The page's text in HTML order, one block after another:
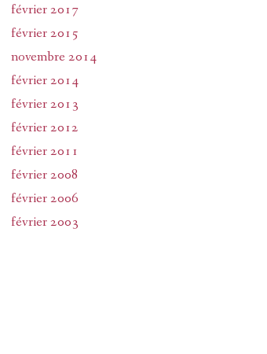
février 2017
février 2015
novembre 2014
février 2014
février 2013
février 2012
février 2011
février 2008
février 2006
février 2003